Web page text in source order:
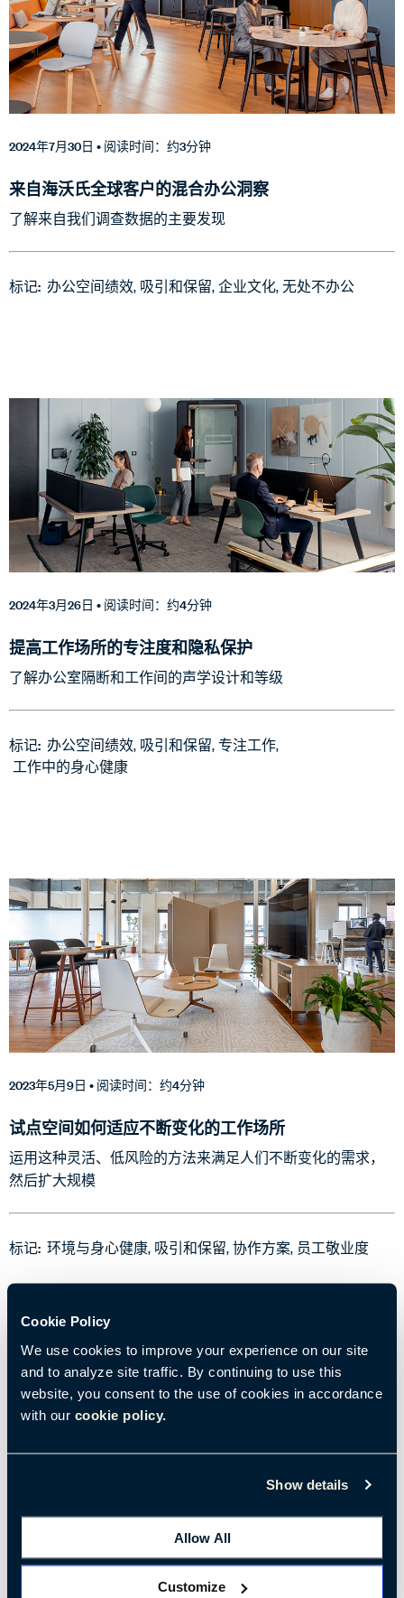
Cookie Policy
We use cookies to improve your experience on our site
and to analyze site traffic. By continuing to use this
website, you consent to the use of cookies in accordance
with our cookie policy.
Show details
Allow All
Customize
2024年7月30日 • 阅读时间：约3分钟
来自海沃氏全球客户的混合办公洞察
了解来自我们调查数据的主要发现
标记: 办公空间绩效 吸引和保留 企业文化 无处不办公
2024年3月26日 • 阅读时间：约4分钟
提高工作场所的专注度和隐私保护
了解办公室隔断和工作间的声学设计和等级
标记: 办公空间绩效 吸引和保留 专注工作
工作中的身心健康
2023年5月9日 • 阅读时间：约4分钟
试点空间如何适应不断变化的工作场所
运用这种灵活、低风险的方法来满足人们不断变化的需求，
然后扩大规模
标记: 环境与身心健康 吸引和保留 协作方案 员工敬业度
2023年5月2日• 阅读时间：约4分钟